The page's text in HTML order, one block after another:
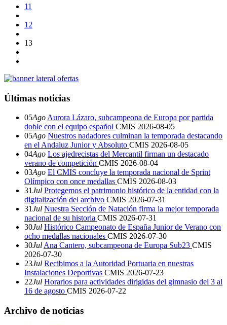
11
12
13
Últimas noticias
05Ago Aurora Lázaro, subcampeona de Europa por partida
doble con el equipo español CMIS 2026-08-05
05Ago Nuestros nadadores culminan la temporada destacando
en el Andaluz Junior y Absoluto CMIS 2026-08-05
04Ago Los ajedrecistas del Mercantil firman un destacado
verano de competición CMIS 2026-08-04
03Ago El CMIS concluye la temporada nacional de Sprint
Olímpico con once medallas CMIS 2026-08-03
31Jul Protegemos el patrimonio histórico de la entidad con la
digitalización del archivo CMIS 2026-07-31
31Jul Nuestra Sección de Natación firma la mejor temporada
nacional de su historia CMIS 2026-07-31
30Jul Histórico Campeonato de España Junior de Verano con
ocho medallas nacionales CMIS 2026-07-30
30Jul Ana Cantero, subcampeona de Europa Sub23 CMIS
2026-07-30
23Jul Recibimos a la Autoridad Portuaria en nuestras
Instalaciones Deportivas CMIS 2026-07-23
22Jul Horarios para actividades dirigidas del gimnasio del 3 al
16 de agosto CMIS 2026-07-22
Archivo de noticias